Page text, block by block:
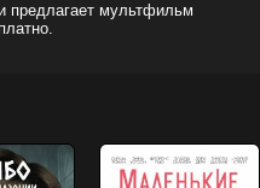
предлагает мультфильм